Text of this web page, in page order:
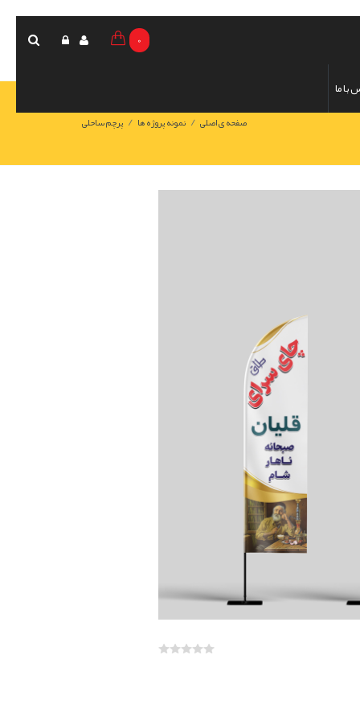
با ما
0
صفحه ی اصلی / نمونه پروژه ها / پرچم ساحلی